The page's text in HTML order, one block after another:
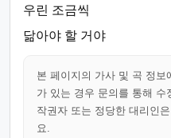
우린 조금씩
닮아야 할 거야
본 페이지의 가사 및 곡 정보
가 있는 경우 문의를 통해 수
작권자 또는 정당한 대리인
요.